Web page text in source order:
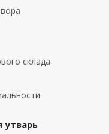
склада
утварь